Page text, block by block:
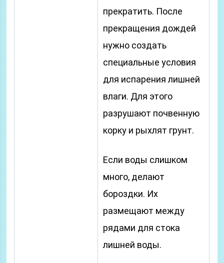
прекратить. После
прекращения дождей
нужно создать
специальные условия
для испарения лишней
влаги. Для этого
разрушают почвенную
корку и рыхлят грунт.
Если воды слишком
много, делают
бороздки. Их
размещают между
рядами для стока
лишней воды.